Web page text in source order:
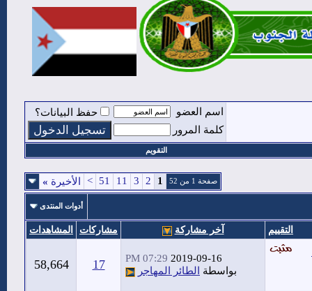
اسم العضو
حفظ البيانات؟
كلمة المرور
التقويم
صفحة 1 من 52 1
2
3
11
51
> الأخيرة »
أدوات المنتدى
التقييم آخر مشاركة مشاركات المشاهدات
2019-09-16
07:29 PM
بواسطة
الطائر المهاجر 17
58,664